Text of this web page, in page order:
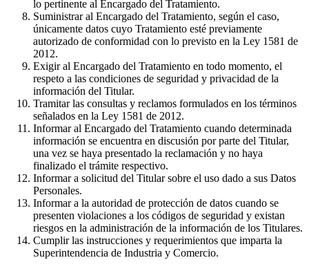
lo pertinente al Encargado del Tratamiento.
Suministrar al Encargado del Tratamiento, según el caso,
únicamente datos cuyo Tratamiento esté previamente
autorizado de conformidad con lo previsto en la Ley 1581 de
2012.
Exigir al Encargado del Tratamiento en todo momento, el
respeto a las condiciones de seguridad y privacidad de la
información del Titular.
Tramitar las consultas y reclamos formulados en los términos
señalados en la Ley 1581 de 2012.
Informar al Encargado del Tratamiento cuando determinada
información se encuentra en discusión por parte del Titular,
una vez se haya presentado la reclamación y no haya
finalizado el trámite respectivo.
Informar a solicitud del Titular sobre el uso dado a sus Datos
Personales.
Informar a la autoridad de protección de datos cuando se
presenten violaciones a los códigos de seguridad y existan
riesgos en la administración de la información de los Titulares.
Cumplir las instrucciones y requerimientos que imparta la
Superintendencia de Industria y Comercio.